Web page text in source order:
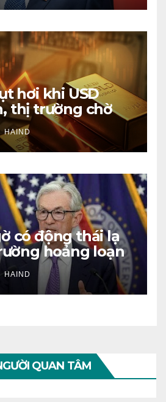
hơi khi USD
thị trường chờ
HAIND
có động thái lạ
hoảng loạn
HAIND
QUAN TÂM